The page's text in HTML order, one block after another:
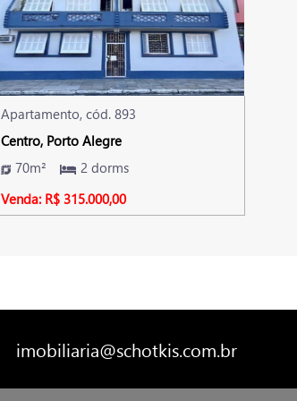
Apartamento, cód. 893
Centro, Porto Alegre
70m²
2 dorms
Venda: R$ 315.000,00
imobiliaria@schotkis.com.br